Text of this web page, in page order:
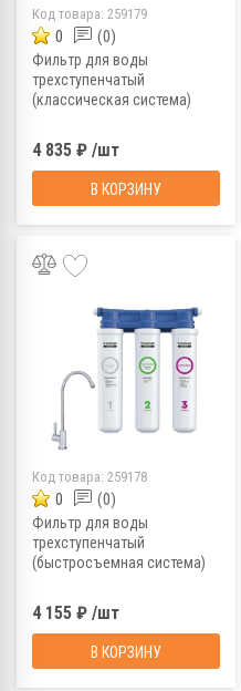
Код товара: 259179
0 (0)
Фильтр для воды
трехступенчатый
(классическая система)
Лайт
4 835 ₽ /шт
В КОРЗИНУ
Код товара: 259178
0 (0)
Фильтр для воды
трехступенчатый
(быстросъемная система)
Жесткость
4 155 ₽ /шт
В КОРЗИНУ